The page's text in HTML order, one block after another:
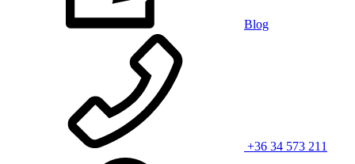
Blog
+36 34 573 211